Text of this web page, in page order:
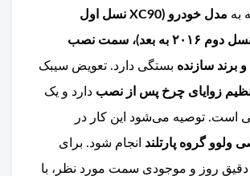
به
مدل خودرو (XC90 نسل اول
۲۰۰۲-۲۰۱۴ یا نسل دوم ۲۰۱۶ به بعد)، سمت نصب
برند سازنده بستگی دارد. تعویض سیبک
زوایای چرخ پس از نصب دارد و یک
است. توصیه می‌شود این کار در
ولوو گروه پارتلند انجام شود. برای
دقیق روز و موجودی سمت مورد نظر، با